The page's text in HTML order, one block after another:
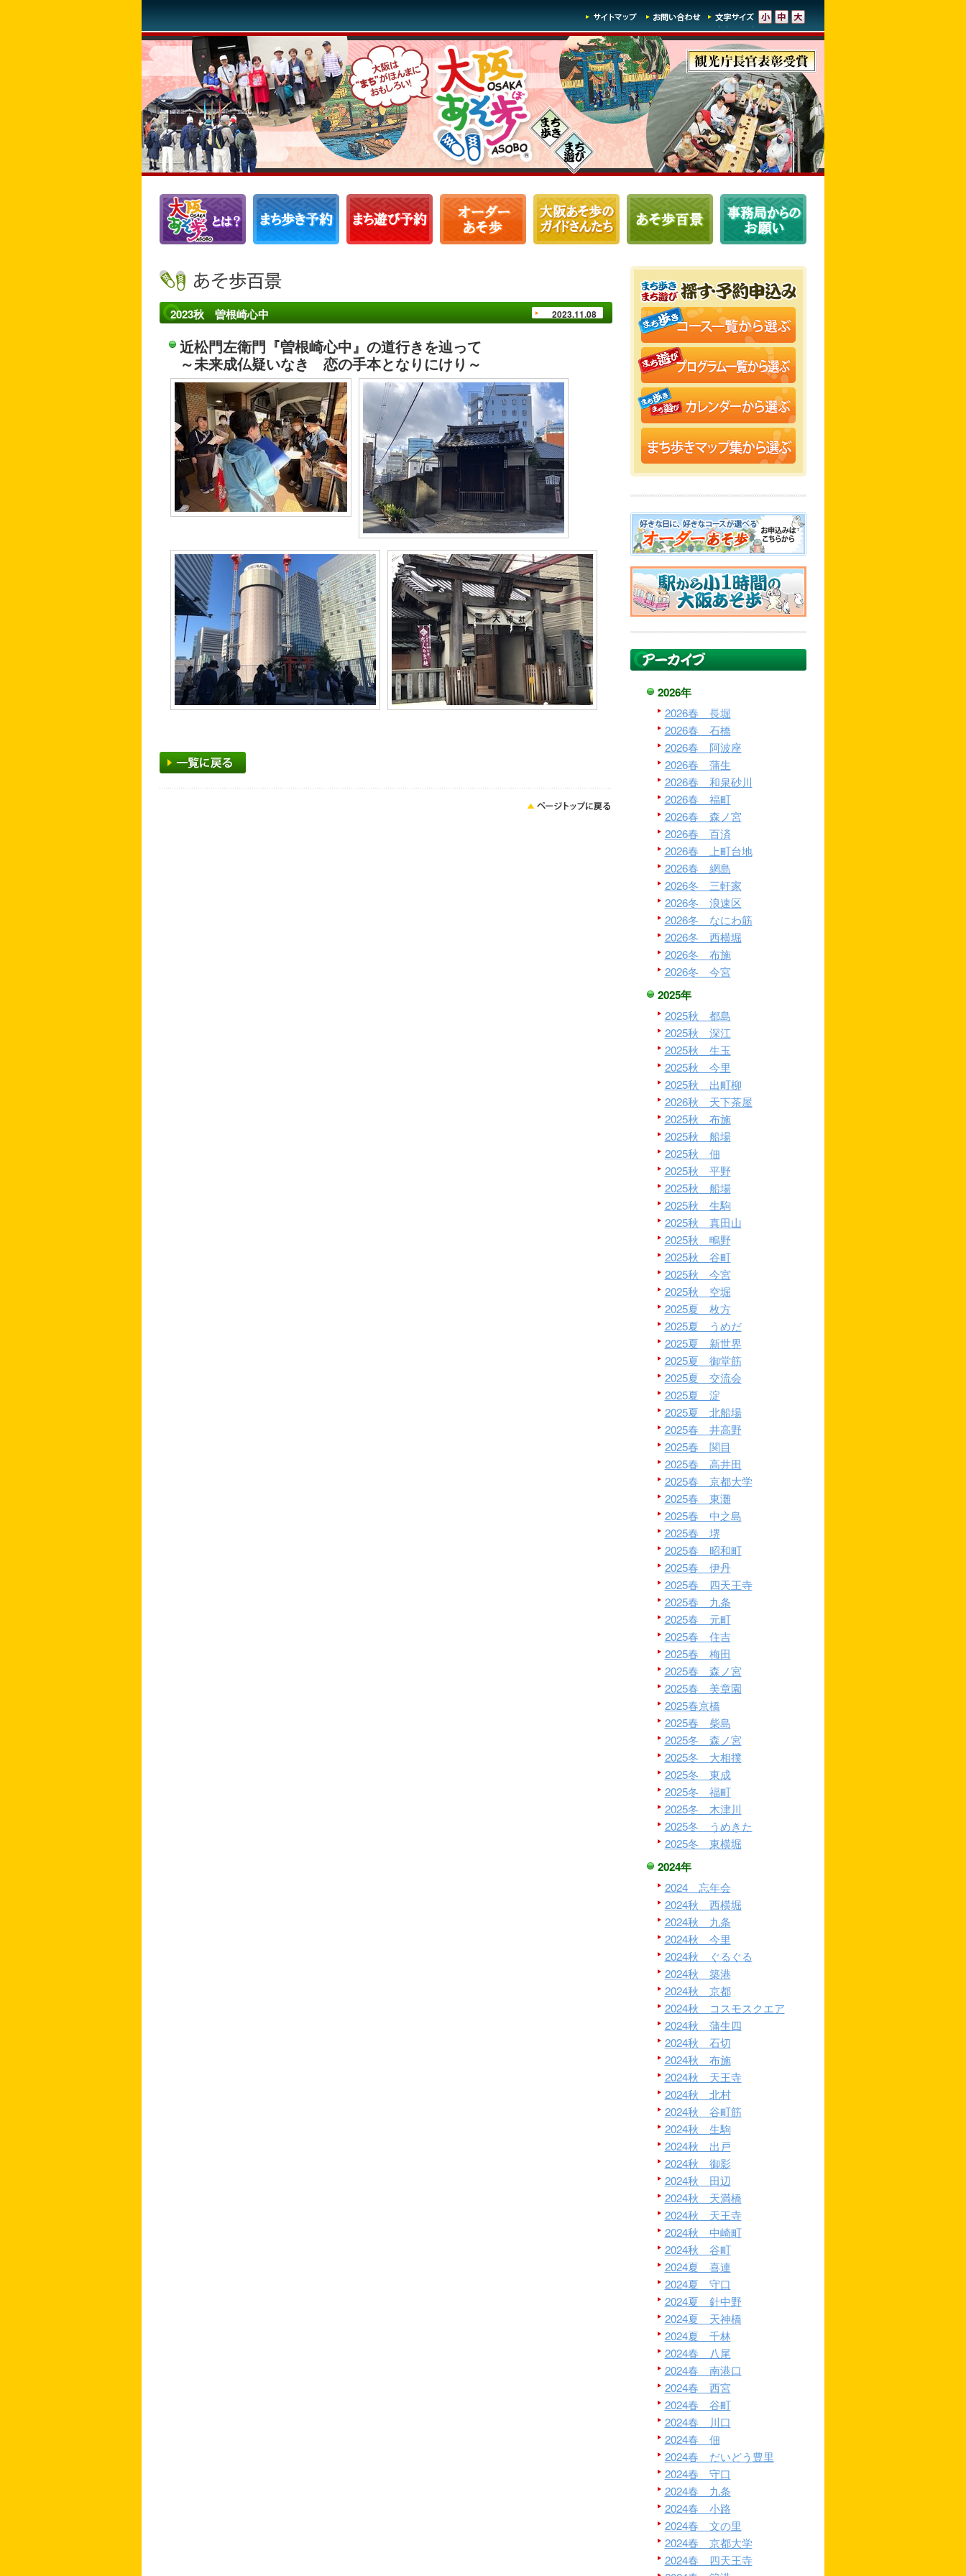
2026年
2026春 長堀
2026春 石橋
2026春 阿波座
2026春 蒲生
2026春 和泉砂川
2026春 福町
2026春 森ノ宮
2026春 百済
2026春 上町台地
2026春 網島
2026冬 三軒家
2026冬 浪速区
2026冬 なにわ筋
2026冬 西横堀
2026冬 布施
2026冬 今宮
2025年
2025秋 都島
2025秋 深江
2025秋 生玉
2025秋 今里
2025秋 出町柳
2026秋 天下茶屋
2025秋 布施
2025秋 船場
2025秋 佃
2025秋 平野
2025秋 船場
2025秋 生駒
2025秋 真田山
2025秋 鴫野
2025秋 谷町
2025秋 今宮
2025秋 空堀
2025夏 枚方
2025夏 うめだ
2025夏 新世界
2025夏 御堂筋
2025夏 交流会
2025夏 淀
2025夏 北船場
2025春 井高野
2025春 関目
2025春 高井田
2025春 京都大学
2025春 東灘
2025春 中之島
2025春 堺
2025春 昭和町
2025春 伊丹
2025春 四天王寺
2025春 九条
2025春 元町
2025春 住吉
2025春 梅田
2025春 森ノ宮
2025春 美章園
2025春京橋
2025春 柴島
2025冬 森ノ宮
2025冬 大相撲
2025冬 東成
2025冬 福町
2025冬 木津川
2025冬 うめきた
2025冬 東横堀
2024年
2024 忘年会
2024秋 西横堀
2024秋 九条
2024秋 今里
2024秋 ぐるぐる
2024秋 築港
2024秋 京都
2024秋 コスモスクエア
2024秋 蒲生四
2024秋 石切
2024秋 布施
2024秋 天王寺
2024秋 北村
2024秋 谷町筋
2024秋 生駒
2024秋 出戸
2024秋 御影
2024秋 田辺
2024秋 天満橋
2024秋 天王寺
2024秋 中崎町
2024秋 谷町
2024夏 喜連
2024夏 守口
2024夏 針中野
2024夏 天神橋
2024夏 千林
2024春 八尾
2024春 南港口
2024春 西宮
2024春 谷町
2024春 川口
2024春 佃
2024春 だいどう豊里
2024春 守口
2024春 九条
2024春 小路
2024春 文の里
2024春 京都大学
2024春 四天王寺
2023秋 曽根崎心中 2023.11.08
近松門左衛門『曽根崎心中』の道行きを辿って
～未来成仏疑いなき 恋の手本となりにけり～